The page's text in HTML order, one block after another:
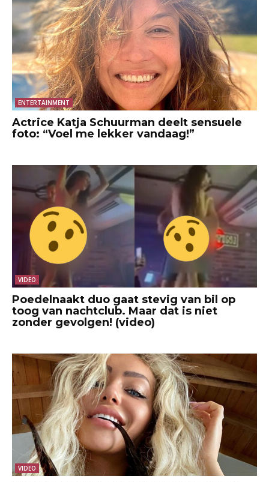
ENTERTAINMENT
Actrice Katja Schuurman deelt sensuele
foto: “Voel me lekker vandaag!”
VIDEO
Poedelnaakt duo gaat stevig van bil op
toog van nachtclub. Maar dat is niet
zonder gevolgen! (video)
VIDEO